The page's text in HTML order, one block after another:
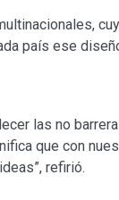
país ese
las no
que con
refirió.